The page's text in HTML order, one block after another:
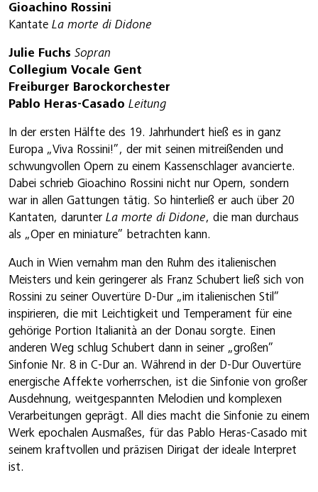
Gioachino Rossini
Kantate La morte di Didone
Julie Fuchs Sopran
Collegium Vocale Gent
Freiburger Barockorchester
Pablo Heras-Casado Leitung
In der ersten Hälfte des 19. Jahrhundert hieß es in ganz
Europa „Viva Rossini!”, der mit seinen mitreißenden und
schwungvollen Opern zu einem Kassenschlager avancierte.
Dabei schrieb Gioachino Rossini nicht nur Opern, sondern
war in allen Gattungen tätig. So hinterließ er auch über 20
Kantaten, darunter La morte di Didone, die man durchaus
als „Oper en miniature” betrachten kann.
Auch in Wien vernahm man den Ruhm des italienischen
Meisters und kein geringerer als Franz Schubert ließ sich von
Rossini zu seiner Ouvertüre D-Dur „im italienischen Stil”
inspirieren, die mit Leichtigkeit und Temperament für eine
gehörige Portion Italianità an der Donau sorgte. Einen
anderen Weg schlug Schubert dann in seiner „großen”
Sinfonie Nr. 8 in C-Dur an. Während in der D-Dur Ouvertüre
energische Affekte vorherrschen, ist die Sinfonie von großer
Ausdehnung, weitgespannten Melodien und komplexen
Verarbeitungen geprägt. All dies macht die Sinfonie zu einem
Werk epochalen Ausmaßes, für das Pablo Heras-Casado mit
seinem kraftvollen und präzisen Dirigat der ideale Interpret
ist.